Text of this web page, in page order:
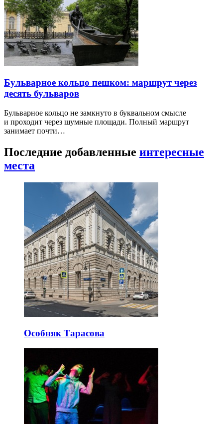
Бульварное кольцо пешком: маршрут через
десять бульваров
Бульварное кольцо не замкнуто в буквальном смысле
и проходит через шумные площади. Полный маршрут
занимает почти…
Последние добавленные интересные
места
Особняк Тарасова